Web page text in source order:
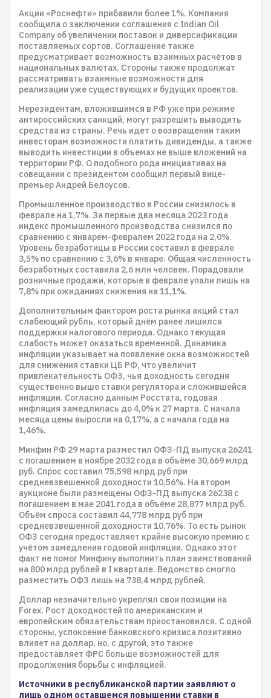
Акции «Роснефти» прибавили более 1%. Компания
сообщила о заключении соглашения с Indian Oil
Company об увеличении поставок и диверсификации
поставляемых сортов. Соглашение также
предусматривает возможность взаимных расчётов в
национальных валютах. Стороны также продолжат
рассматривать взаимные возможности для
реализации уже существующих и будущих проектов.
Нерезидентам, вложившимся в РФ уже при режиме
антироссийских санкций, могут разрешить выводить
средства из страны. Речь идет о возвращении таким
инвесторам возможности платить дивиденды, а также
выводить инвестиции в объемах не выше вложений на
территории РФ. О подобного рода инициативах на
совещании с президентом сообщил первый вице-
премьер Андрей Белоусов.
Промышленное производство в России снизилось в
феврале на 1,7%. За первые два месяца 2023 года
индекс промышленного производства снизился по
сравнению с январем-февралем 2022 года на 2,0%.
Уровень безработицы в России составил в феврале
3,5% по сравнению с 3,6% в январе. Общая численность
безработных составила 2,6 млн человек. Порадовали
розничные продажи, которые в феврале упали лишь на
7,8% при ожиданиях снижения на 11,1%.
Дополнительным фактором роста рынка акций стал
слабеющий рубль, который днём ранее лишился
поддержки налогового периода. Однако текущая
слабость может оказаться временной. Динамика
инфляции указывает на появление окна возможностей
для снижения ставки ЦБ РФ, что увеличит
привлекательность ОФЗ, чья доходность сегодня
существенно выше ставки регулятора и сложившейся
инфляции. Согласно данным Росстата, годовая
инфляция замедлилась до 4,0% к 27 марта. С начала
месяца цены выросли на 0,17%, а с начала года на
1,46%.
Минфин РФ 29 марта разместил ОФЗ-ПД выпуска 26241
с погашением в ноябре 2032 года в объёме 30,669 млрд
руб. Спрос составил 75,598 млрд руб при
средневзвешенной доходности 10,56%. На втором
аукционе были размещены ОФЗ-ПД выпуска 26238 с
погашением в мае 2041 года в объёме 28,877 млрд руб.
Объём спроса составил 44,778 млрд руб при
средневзвешенной доходности 10,76%. То есть рынок
ОФЗ сегодня предоставляет крайне высокую премию с
учётом замедления годовой инфляции. Однако этот
факт не помог Минфину выполнить план заимствований
на 800 млрд рублей в I квартале. Ведомство смогло
разместить ОФЗ лишь на 738,4 млрд рублей.
Доллар незначительно укреплял свои позиции на
Forex. Рост доходностей по американским и
европейским обязательствам приостановился. С одной
стороны, успокоение банковского кризиса позитивно
влияет на доллар, но, с другой, это также
предоставляет ФРС больше возможностей для
продолжения борьбы с инфляцией.
Источники в республиканской партии заявляют о
лишь одном оставшемся повышении ставки в